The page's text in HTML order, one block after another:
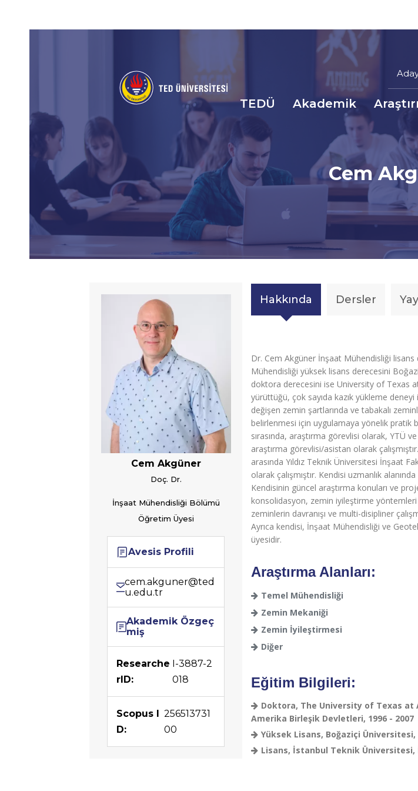
Social
gezinti
menüsü
TEDÜ Akademik
Cem
Cem Akgüner
Doç. Dr.
İnşaat Mühendisliği Bölümü
Öğretim Üyesi
Avesis Profili
cem.akguner@ted
u.edu.tr
Akademik Özgeç
miş
Researche
rID:
I-3887-2
018
Scopus I
D:
256513731
00
Hakkında Dersler